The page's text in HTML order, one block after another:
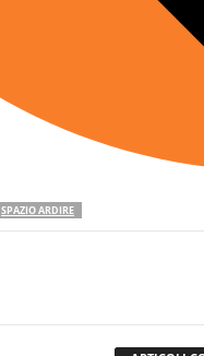
SPAZIO ARDIRE